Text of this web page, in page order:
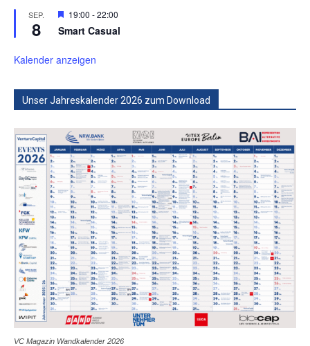
SEP.
8
Hervorgehoben
19:00 -22:00
Smart Casual
Kalender anzeigen
Unser Jahreskalender 2026 zum Download
VC Magazin Wandkalender 2026